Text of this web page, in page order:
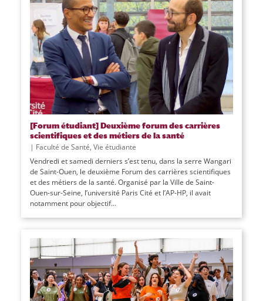
[Forum étudiant] Deuxième forum des carrières
scientifiques et des métiers de la santé
| Faculté de Santé, Vie étudiante
Vendredi et samedi derniers s’est tenu, dans la serre Wangari
de Saint-Ouen, le deuxième Forum des carrières scientifiques
et des métiers de la santé. Organisé par la Ville de Saint-
Ouen-sur-Seine, l’université Paris Cité et l’AP-HP, il avait
notamment pour objectif...